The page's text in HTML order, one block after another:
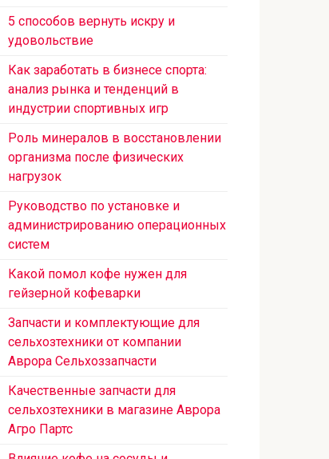
5 способов вернуть искру и
удовольствие
Как заработать в бизнесе спорта:
анализ рынка и тенденций в
индустрии спортивных игр
Роль минералов в восстановлении
организма после физических
нагрузок
Руководство по установке и
администрированию операционных
систем
Какой помол кофе нужен для
гейзерной кофеварки
Запчасти и комплектующие для
сельхозтехники от компании
Аврора Сельхоззапчасти
Качественные запчасти для
сельхозтехники в магазине Аврора
Агро Партс